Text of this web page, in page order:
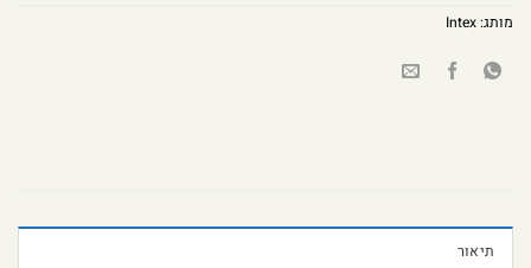
מותג:Intex
תיאור